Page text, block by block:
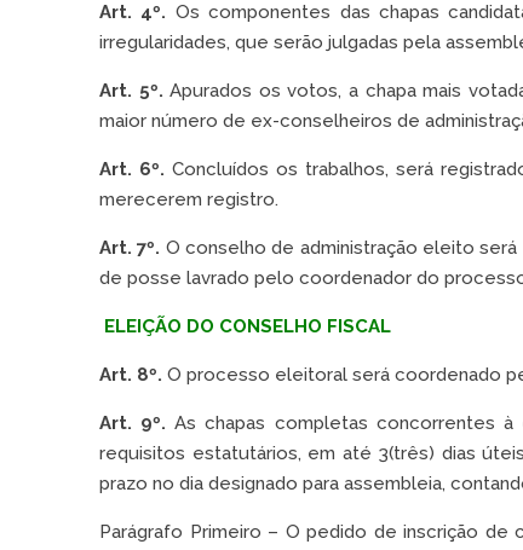
Art. 4º. Os componentes das chapas
irregularidades, que serão julgadas pela
Art. 5º. Apurados os votos, a chapa mais
maior número de ex-conselheiros de
Art. 6º. Concluídos os trabalhos, será
merecerem registro.
Art. 7º. O conselho de administração eleito
de posse lavrado pelo coordenador do
ELEIÇÃO DO CONSELHO FISCAL
Art. 8º. O processo eleitoral será coordenado
Art. 9º.As chapas completas concorrentes
requisitos estatutários, em até 3(três) dias
prazo no dia designado para assembleia,
Parágrafo Primeiro – O pedido de inscrição